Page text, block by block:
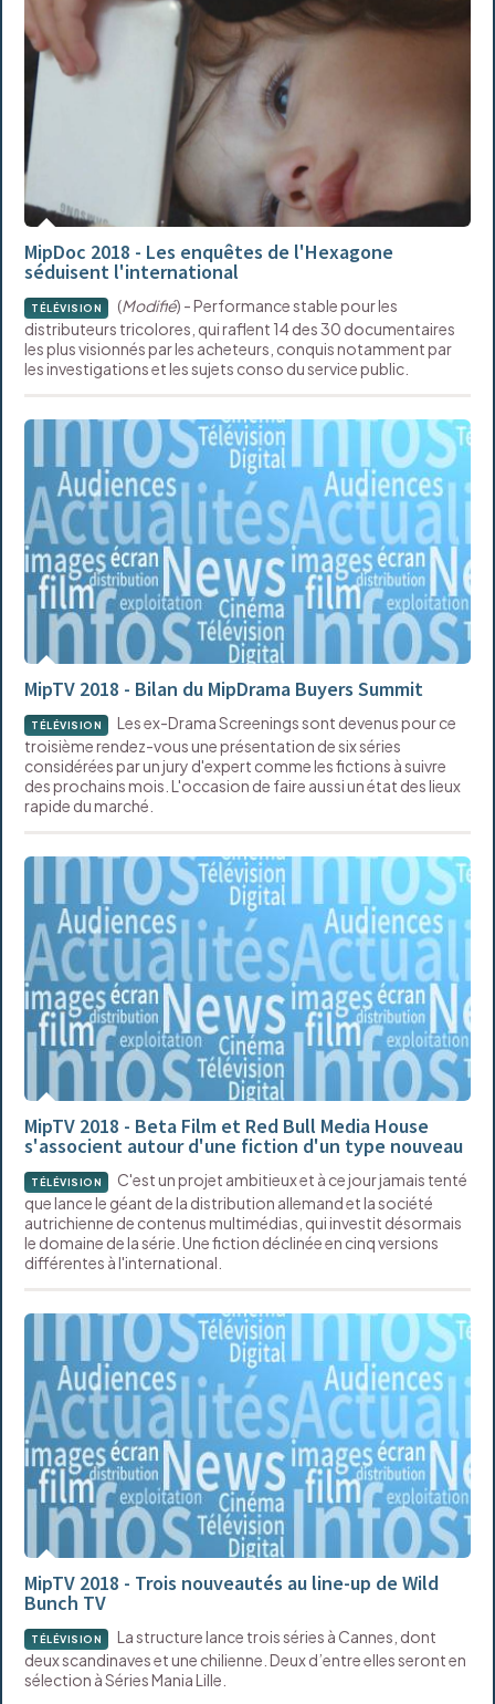
MipDoc 2018 - Les enquêtes de l'Hexagone
séduisent l'international
TÉLÉVISION (Modifié) - Performance stable pour les
distributeurs tricolores, qui raflent 14 des 30 documentaires
les plus visionnés par les acheteurs, conquis notamment par
les investigations et les sujets conso du service public.
MipTV 2018 - Bilan du MipDrama Buyers Summit
TÉLÉVISION
Les ex-Drama Screenings sont devenus pour ce
troisième rendez-vous une présentation de six séries
considérées par un jury d'expert comme les fictions à suivre
des prochains mois. L'occasion de faire aussi un état des lieux
rapide du marché.
MipTV 2018 - Beta Film et Red Bull Media House
s'associent autour d'une fiction d'un type nouveau
TÉLÉVISION
C'est un projet ambitieux et à ce jour jamais tenté
que lance le géant de la distribution allemand et la société
autrichienne de contenus multimédias, qui investit désormais
le domaine de la série. Une fiction déclinée en cinq versions
différentes à l'international.
MipTV 2018 - Trois nouveautés au line-up de Wild
Bunch TV
TÉLÉVISION
La structure lance trois séries à Cannes, dont
deux scandinaves et une chilienne. Deux d’entre elles seront en
sélection à Séries Mania Lille.